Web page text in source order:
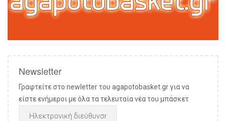
Newsletter
Γραφτείτε στο newletter του agapotobasket.gr για να
είστε ενήμεροι με όλα τα τελευταία νέα του μπάσκετ